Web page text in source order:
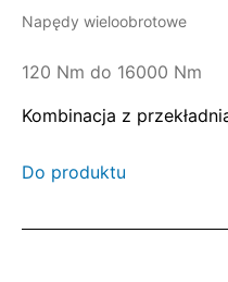
Napędy wieloobrotowe
120 Nm do 16000 Nm
Kombinacja z
Do produktu